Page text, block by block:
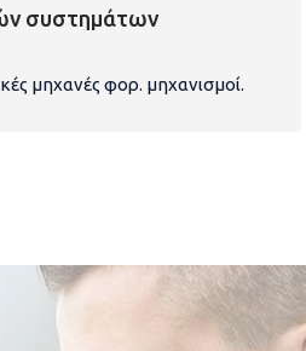
συστημάτων
μηχανές φορ. μηχανισμοί.